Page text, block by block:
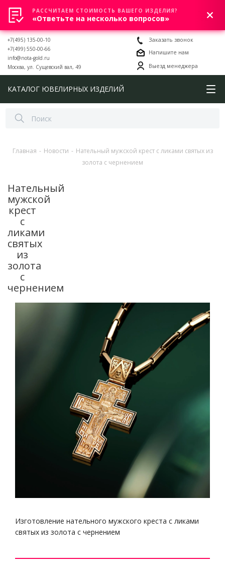
0
+7(495) 135-00-10
+7(499) 550-00-66
info@nota-gold.ru
Москва, ул. Сущевский вал, 49
Заказать звонок
Напишите нам
Выезд менеджера
КАТАЛОГ ЮВЕЛИРНЫХ ИЗДЕЛИЙ
Главная - Новости - Нательный мужской крест с ликами святых из
золота с чернением
Нательный
мужской
крест
с
ликами
святых
из
золота
с
чернением
Изготовление нательного мужского креста с ликами
святых из золота с чернением
РАССЧИТАЕМ СТОИМОСТЬ ВАШЕГО ИЗДЕЛИЯ?
«Ответьте на несколько вопросов»